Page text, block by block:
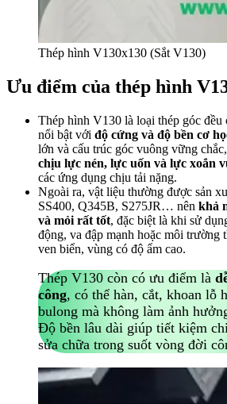
Thép hình V130x130 (Sắt V130)
Ưu điểm của thép hình
Thép hình V130 là loại thép góc đều
nổi bật với độ cứng và độ bền cơ
lớn và cấu trúc góc vuông vững
chịu lực nén, lực uốn và lực xoắn
các ứng dụng chịu tải nặng.
Ngoài ra, vật liệu thường được sản
SS400, Q345B, S275JR… nên khả
và mỏi rất tốt, đặc biệt là khi sử
động, va đập mạnh hoặc môi trường
ven biển, vùng có độ ẩm cao.
Thép V130 còn có ưu điểm là
công, có thể hàn, cắt, khoan lỗ
bulong mà không làm ảnh
Độ bền lâu dài giúp tiết kiệm
sửa chữa trong suốt vòng đời